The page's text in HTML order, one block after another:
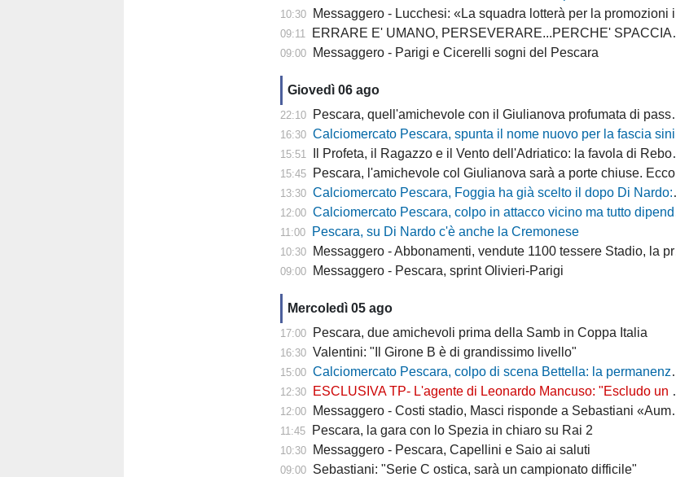
10:30 Messaggero - Lucchesi: «La squadra lotterà per la promozioni in serie B»
09:11 ERRARE E' UMANO, PERSEVERARE...PERCHE' SPACCIARE PER BOMBER RUSSO E ALBERTI?
09:00 Messaggero - Parigi e Cicerelli sogni del Pescara
Giovedì 06 ago
22:10 Pescara, quell'amichevole con il Giulianova profumata di passato
16:30 Calciomercato Pescara, spunta il nome nuovo per la fascia sinistra
15:51 Il Profeta, il Ragazzo e il Vento dell'Adriatico: la favola di Rebo-Gol
15:45 Pescara, l'amichevole col Giulianova sarà a porte chiuse. Ecco anche il nuovo orario
13:30 Calciomercato Pescara, Foggia ha già scelto il dopo Di Nardo: c'è un nome in cima alla lista
12:00 Calciomercato Pescara, colpo in attacco vicino ma tutto dipende da Di Nardo: il Frosinone si chiama fuori?
11:00 Pescara, su Di Nardo c'è anche la Cremonese
10:30 Messaggero - Abbonamenti, vendute 1100 tessere Stadio, la protesta dei tifosi disabili
09:00 Messaggero - Pescara, sprint Olivieri-Parigi
Mercoledì 05 ago
17:00 Pescara, due amichevoli prima della Samb in Coppa Italia
16:30 Valentini: "Il Girone B è di grandissimo livello"
15:00 Calciomercato Pescara, colpo di scena Bettella: la permanenza non è più un'ipotesi, ecco cosa sta succedendo
12:30 ESCLUSIVA TP- L'agente di Leonardo Mancuso: "Escludo un suo ritorno a Pescara, vuole rimanere in B"
12:00 Messaggero - Costi stadio, Masci risponde a Sebastiani «Aumenti per ridurre il peso sui cittadini»
11:45 Pescara, la gara con lo Spezia in chiaro su Rai 2
10:30 Messaggero - Pescara, Capellini e Saio ai saluti
09:00 Sebastiani: "Serie C ostica, sarà un campionato difficile"